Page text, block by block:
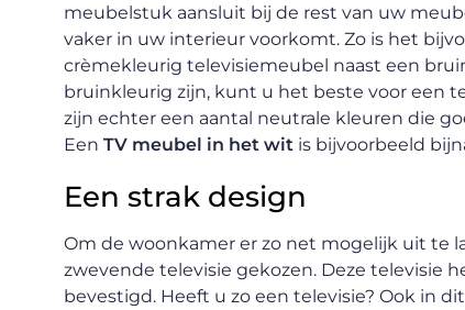
meubelstuk aansluit bij de rest van uw
vaker in uw interieur voorkomt. Zo is het
crèmekleurig televisiemeubel naast een
bruinkleurig zijn, kunt u het beste voor een
zijn echter een aantal neutrale kleuren die
Een TV meubel in het wit is bijvoorbeeld
Een strak design
Om de woonkamer er zo net mogelijk uit te
zwevende televisie gekozen. Deze televisie
bevestigd. Heeft u zo een televisie? Ook in